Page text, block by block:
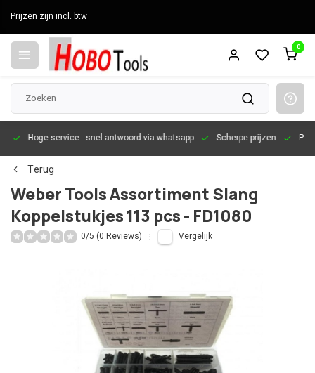
Prijzen zijn incl. btw
0
Hoge service- snel antwoord via whatsapp Scherpe prijzen
Terug
Weber Tools Assortiment Slang
Koppelstukjes 113 pcs - FD1080
0/5 (0 Reviews) Vergelijk